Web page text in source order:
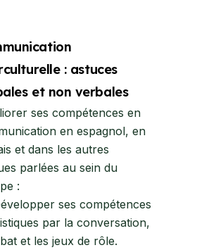
: astuces
et non verbales
ses compétences en
en espagnol, en
et dans les autres
parlées au sein du
:
ses compétences
par la conversation,
et les jeux de rôle.